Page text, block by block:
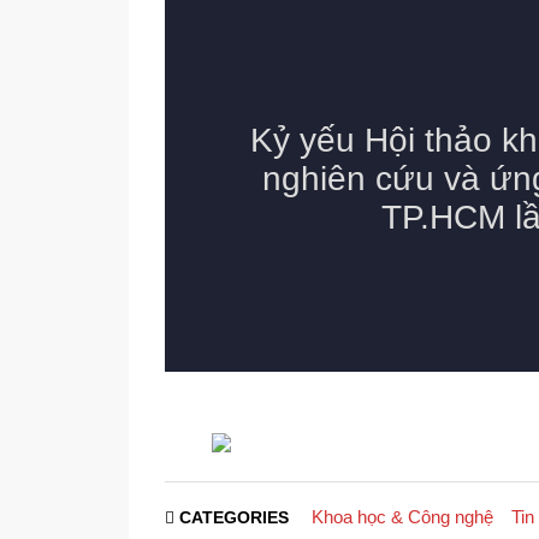
CATEGORIES Khoa học & Công nghệ